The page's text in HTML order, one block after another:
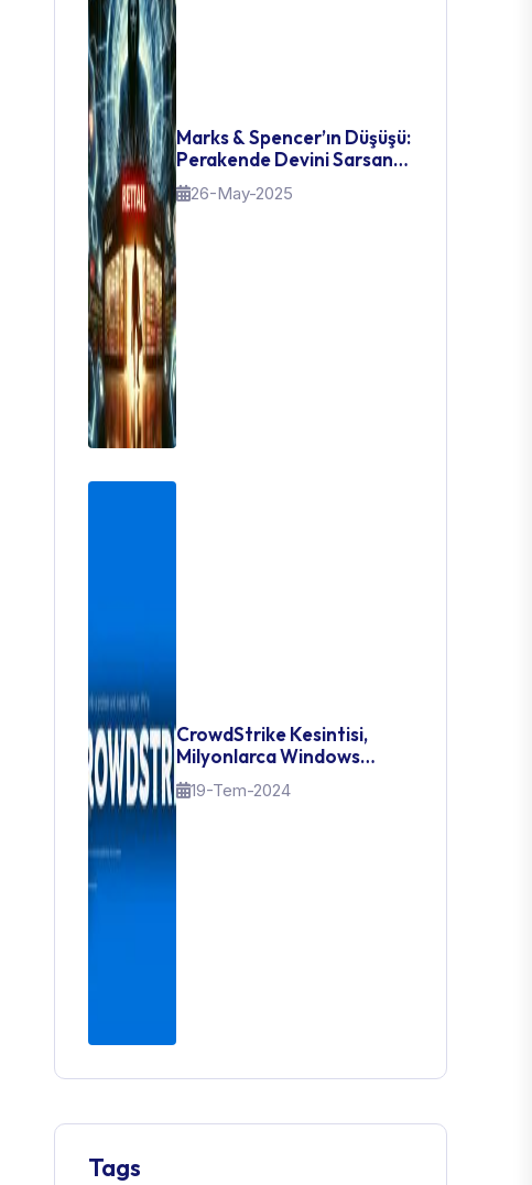
Marks & Spencer’ın Düşüşü:
Perakende Devini Sarsan
Siber Felaket
26-May-2025
CrowdStrike Kesintisi,
Milyonlarca Windows
Kullanıcısını Mavi Ekran
Hatasıyla Karşı Karşıya
19-Tem-2024
Tags